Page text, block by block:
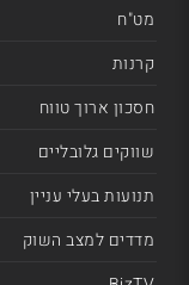
מט"ח
קרנות
חסכון ארוך טווח
שווקים גלובליים
תנועות בעלי עניין
מדדים למצב השוק